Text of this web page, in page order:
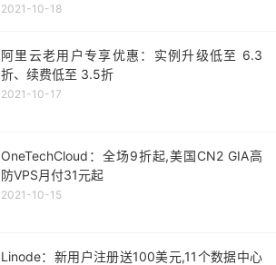
2021-10-18
阿里云老用户专享优惠：实例升级低至 6.3
折、续费低至 3.5折
2021-10-17
OneTechCloud：全场9折起,美国CN2 GIA高
防VPS月付31元起
2021-10-15
Linode：新用户注册送100美元,11个数据中心